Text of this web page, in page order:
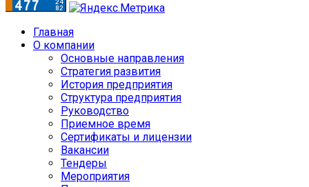
Главная
О компании
Основные направления
Стратегия развития
История предприятия
Структура предприятия
Руководство
Приемное время
Сертификаты и лицензии
Вакансии
Тендеры
Мероприятия